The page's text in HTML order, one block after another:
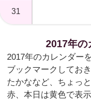
31
2017年の
2017年のカレンダー
ブックマークしてお
たかななど、ちょっ
赤、本日は黄色で表